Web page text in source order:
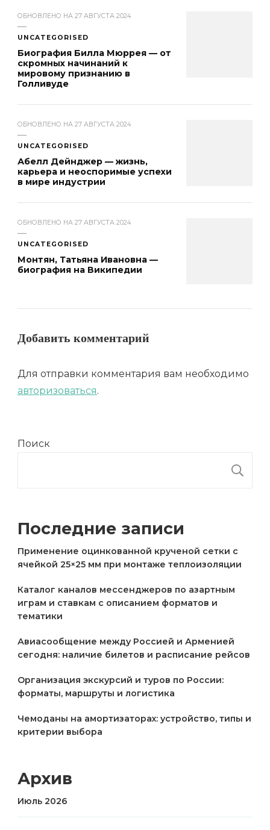
ОБНОВЛЕНО НА 27 АВГУСТА 2024
UNCATEGORISED
Биография Билла Мюррея — от
скромных начинаний к
мировому признанию в
Голливуде
ОБНОВЛЕНО НА 27 АВГУСТА 2024
UNCATEGORISED
Абелл Дейнджер — жизнь,
карьера и неоспоримые успехи
в мире индустрии
ОБНОВЛЕНО НА 27 АВГУСТА 2024
UNCATEGORISED
Монтян, Татьяна Ивановна —
биография на Википедии
Добавить комментарий
Для отправки комментария вам необходимо
авторизоваться.
Поиск
Последние записи
Применение оцинкованной крученой сетки с
ячейкой 25×25 мм при монтаже теплоизоляции
Каталог каналов мессенджеров по азартным
играм и ставкам с описанием форматов и
тематики
Авиасообщение между Россией и Арменией
сегодня: наличие билетов и расписание рейсов
Организация экскурсий и туров по России:
форматы, маршруты и логистика
Чемоданы на амортизаторах: устройство, типы и
критерии выбора
Архив
Июль 2026